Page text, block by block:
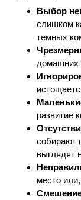
Выбор
слишком
темных
домашних
развитие
собирают
выглядят
место